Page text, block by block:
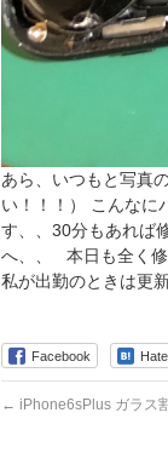
あら、いつもと写真
い！！！） こんなに
す、、30分もあれば
へ、、 本日も全く修
私が出勤のときは更
Facebook
← iPhone6sPlus ガラス